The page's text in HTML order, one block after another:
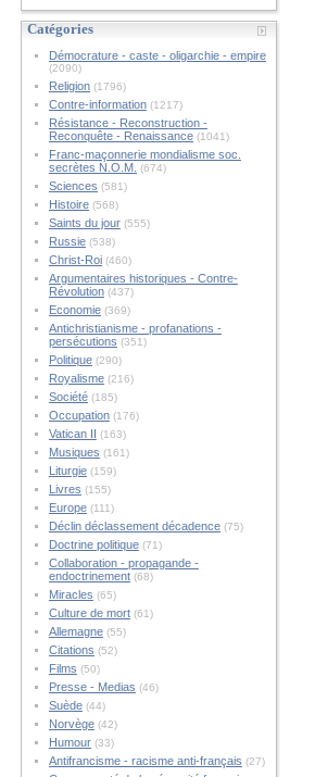
Catégories
Démocrature - caste - oligarchie - empire
(2090)
Religion(1796)
Contre-information(1217)
Résistance - Reconstruction -
Reconquête - Renaissance(1041)
Franc-maçonnerie mondialisme soc.
secrètes N.O.M. (674)
Sciences (581)
Histoire(568)
Saints du jour(555)
Russie(538)
Christ-Roi(460)
Argumentaires historiques - Contre-
Révolution(437)
Economie(369)
Antichristianisme - profanations -
persécutions (351)
Politique(290)
Royalisme(216)
Société(185)
Occupation(176)
Vatican II (163)
Musiques (161)
Liturgie(159)
Livres (155)
Europe(111)
Déclin déclassement décadence(75)
Doctrine politique(71)
Collaboration - propagande -
endoctrinement(68)
Miracles (65)
Culture de mort(61)
Allemagne(55)
Citations (52)
Films (50)
Presse - Medias (46)
Suède(44)
Norvège(42)
Humour(33)
Antifrancisme - racisme anti-français (27)